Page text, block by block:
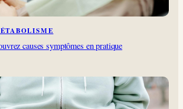
causes symptômes en pratique